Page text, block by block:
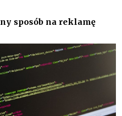
sposób na reklamę